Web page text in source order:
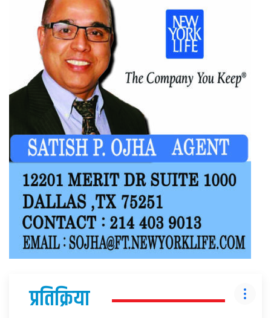
प्रतिक्रिया